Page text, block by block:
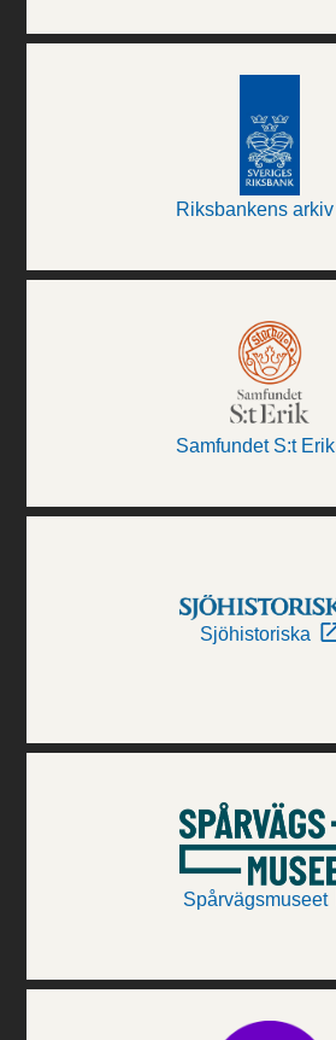
Riksbankens arkiv
Samfundet S:t Erik
Sjöhistoriska
Spårvägsmuseet